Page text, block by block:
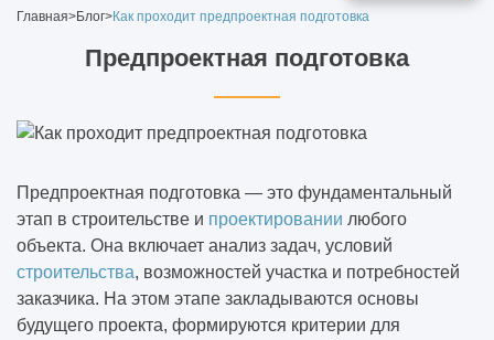
Главная>Блог>Как проходит предпроектная подготовка
Предпроектная подготовка
Предпроектная подготовка — это фундаментальный
этап в строительстве и проектировании любого
объекта. Она включает анализ задач, условий
строительства, возможностей участка и потребностей
заказчика. На этом этапе закладываются основы
будущего проекта, формируются критерии для